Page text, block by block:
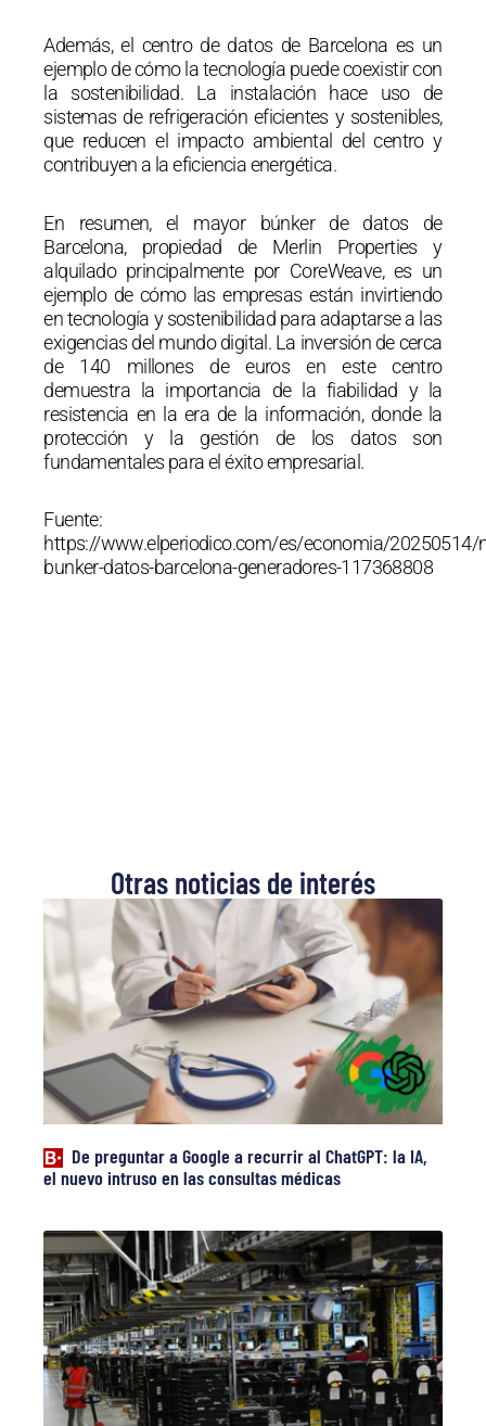
Además, el centro de datos de Barcelona es un
ejemplo de cómo la tecnología puede coexistir con
la sostenibilidad. La instalación hace uso de
sistemas de refrigeración eficientes y sostenibles,
que reducen el impacto ambiental del centro y
contribuyen a la eficiencia energética.
En resumen, el mayor búnker de datos de
Barcelona, propiedad de Merlin Properties y
alquilado principalmente por CoreWeave, es un
ejemplo de cómo las empresas están invirtiendo
en tecnología y sostenibilidad para adaptarse a las
exigencias del mundo digital. La inversión de cerca
de 140 millones de euros en este centro
demuestra la importancia de la fiabilidad y la
resistencia en la era de la información, donde la
protección y la gestión de los datos son
fundamentales para el éxito empresarial.
Fuente:
https://www.elperiodico.com/es/economia/20250514/
bunker-datos-barcelona-generadores-117368808
Otras noticias de interés
De preguntar a Google a recurrir al ChatGPT: la IA,
el nuevo intruso en las consultas médicas